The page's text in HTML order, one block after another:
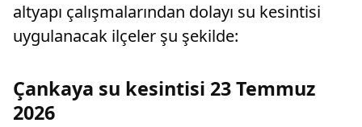
altyapı çalışmalarından dolayı su kesintisi
uygulanacak ilçeler şu şekilde:
Çankaya su kesintisi 23 Temmuz
2026